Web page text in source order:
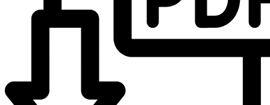
Mit Spachtel glatt ziehen
Überstehenden Dichtstoff entfernen
Hinweise und Informationen zur Anwendung, der Lagerung, dem
Transport und der Entsorgung unserer Artikel beachte bitte das technische
Versiegelung von Parkettanschlüssen